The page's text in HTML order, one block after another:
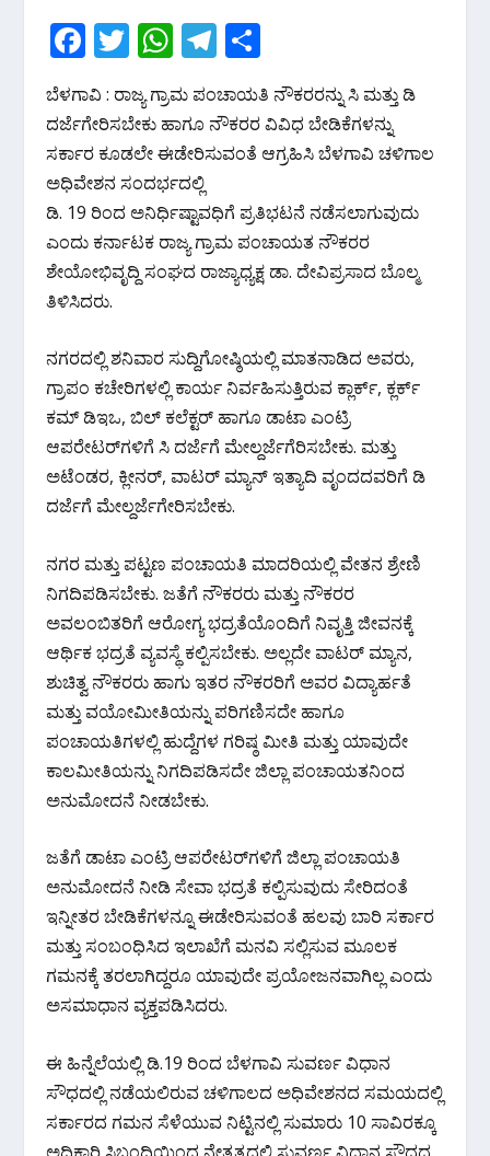
F
ac
e
b
o
o
k
T
w
itt
er
W
h
at
s
A
p
p
T
el
e
gr
m
h
ar
e
ಬೆಳಗಾವಿ : ರಾಜ್ಯ ಗ್ರಾಮ ಪಂಚಾಯತಿ ನೌಕರರನ್ನು ಸಿ ಮತ್ತು ಡಿ
ದರ್ಜೆಗೇರಿಸಬೇಕು ಹಾಗೂ ನೌಕರರ ವಿವಿಧ ಬೇಡಿಕೆಗಳನ್ನು
ಸರ್ಕಾರ ಕೂಡಲೇ ಈಡೇರಿಸುವಂತೆ ಆಗ್ರಹಿಸಿ ಬೆಳಗಾವಿ ಚಳಿಗಾಲ
ಅಧಿವೇಶನ ಸಂದರ್ಭದಲ್ಲಿ
ಡಿ. 19 ರಿಂದ ಅನಿರ್ಧಿಷ್ಟಾವಧಿಗೆ ಪ್ರತಿಭಟನೆ ನಡೆಸಲಾಗುವುದು
ಎಂದು ಕರ್ನಾಟಕ ರಾಜ್ಯ ಗ್ರಾಮ ಪಂಚಾಯತ ನೌಕರರ
ಶೇಯೋಭಿವೃದ್ದಿ ಸಂಘದ ರಾಜ್ಯಾಧ್ಯಕ್ಷ ಡಾ. ದೇವಿಪ್ರಸಾದ ಬೊಲ್ಮ
ತಿಳಿಸಿದರು.
ನಗರದಲ್ಲಿ ಶನಿವಾರ ಸುದ್ದಿಗೋಷ್ಠಿಯಲ್ಲಿ ಮಾತನಾಡಿದ ಅವರು,
ಗ್ರಾಪಂ ಕಚೇರಿಗಳಲ್ಲಿ ಕಾರ್ಯ ನಿರ್ವಹಿಸುತ್ತಿರುವ ಕ್ಲಾರ್ಕ್, ಕ್ಲರ್ಕ್
ಕಮ್ ಡಿಇಒ, ಬಿಲ್ ಕಲೆಕ್ಟರ್ ಹಾಗೂ ಡಾಟಾ ಎಂಟ್ರಿ
ಆಪರೇಟರ್‌ಗಳಿಗೆ ಸಿ ದರ್ಜೆಗೆ ಮೇಲ್ದರ್ಜೆಗೆರಿಸಬೇಕು. ಮತ್ತು
ಅಟೆಂಡರ, ಕ್ಲೀನರ್, ವಾಟರ್ ಮ್ಯಾನ್ ಇತ್ಯಾದಿ ವೃಂದದವರಿಗೆ ಡಿ
ದರ್ಜೆಗೆ ಮೇಲ್ದರ್ಜೆಗೇರಿಸಬೇಕು.
ನಗರ ಮತ್ತು ಪಟ್ಟಣ ಪಂಚಾಯತಿ ಮಾದರಿಯಲ್ಲಿ ವೇತನ ಶ್ರೇಣಿ
ನಿಗದಿಪಡಿಸಬೇಕು. ಜತೆಗೆ ನೌಕರರು ಮತ್ತು ನೌಕರರ
ಅವಲಂಬಿತರಿಗೆ ಆರೋಗ್ಯ ಭದ್ರತೆಯೊಂದಿಗೆ ನಿವೃತ್ತಿ ಜೀವನಕ್ಕೆ
ಆರ್ಥಿಕ ಭದ್ರತೆ ವ್ಯವಸ್ಥೆ ಕಲ್ಪಿಸಬೇಕು. ಅಲ್ಲದೇ ವಾಟರ್ ಮ್ಯಾನ,
ಶುಚಿತ್ವ ನೌಕರರು ಹಾಗು ಇತರ ನೌಕರರಿಗೆ ಅವರ ವಿದ್ಯಾರ್ಹತೆ
ಮತ್ತು ವಯೋಮೀತಿಯನ್ನು ಪರಿಗಣಿಸದೇ ಹಾಗೂ
ಪಂಚಾಯತಿಗಳಲ್ಲಿ ಹುದ್ದೆಗಳ ಗರಿಷ್ಠ ಮೀತಿ ಮತ್ತು ಯಾವುದೇ
ಕಾಲಮೀತಿಯನ್ನು ನಿಗದಿಪಡಿಸದೇ ಜಿಲ್ಲಾ ಪಂಚಾಯತನಿಂದ
ಅನುಮೋದನೆ ನೀಡಬೇಕು.
ಜತೆಗೆ ಡಾಟಾ ಎಂಟ್ರಿ ಆಪರೇಟರ್‌ಗಳಿಗೆ ಜಿಲ್ಲಾ ಪಂಚಾಯತಿ
ಅನುಮೋದನೆ ನೀಡಿ ಸೇವಾ ಭದ್ರತೆ ಕಲ್ಪಿಸುವುದು ಸೇರಿದಂತೆ
ಇನ್ನೀತರ ಬೇಡಿಕೆಗಳನ್ನೂ ಈಡೇರಿಸುವಂತೆ ಹಲವು ಬಾರಿ ಸರ್ಕಾರ
ಮತ್ತು ಸಂಬಂಧಿಸಿದ ಇಲಾಖೆಗೆ ಮನವಿ ಸಲ್ಲಿಸುವ ಮೂಲಕ
ಗಮನಕ್ಕೆ ತರಲಾಗಿದ್ದರೂ ಯಾವುದೇ ಪ್ರಯೋಜನವಾಗಿಲ್ಲ ಎಂದು
ಅಸಮಾಧಾನ ವ್ಯಕ್ತಪಡಿಸಿದರು.
ಈ ಹಿನ್ನೆಲೆಯಲ್ಲಿ ಡಿ.19 ರಿಂದ ಬೆಳಗಾವಿ ಸುವರ್ಣ ವಿಧಾನ
ಸೌಧದಲ್ಲಿ ನಡೆಯಲಿರುವ ಚಳಿಗಾಲದ ಅಧಿವೇಶನದ ಸಮಯದಲ್ಲಿ
ಸರ್ಕಾರದ ಗಮನ ಸೆಳೆಯುವ ನಿಟ್ಟಿನಲ್ಲಿ ಸುಮಾರು 10 ಸಾವಿರಕ್ಕೂ